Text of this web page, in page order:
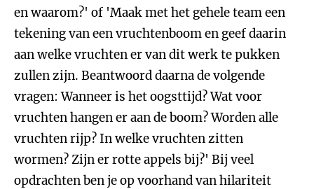
en waarom?' of 'Maak met het gehele team een
tekening van een vruchtenboom en geef daarin
aan welke vruchten er van dit werk te pukken
zullen zijn. Beantwoord daarna de volgende
vragen: Wanneer is het oogsttijd? Wat voor
vruchten hangen er aan de boom? Worden alle
vruchten rijp? In welke vruchten zitten
wormen? Zijn er rotte appels bij?' Bij veel
opdrachten ben je op voorhand van hilariteit